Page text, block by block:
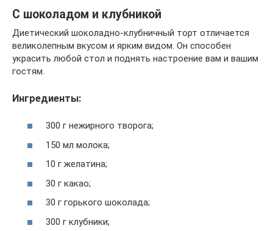
С шоколадом и клубникой
Диетический шоколадно-клубничный торт отличается
великолепным вкусом и ярким видом. Он способен
украсить любой стол и поднять настроение вам и вашим
гостям.
Ингредиенты:
300 г нежирного творога;
150 мл молока;
10 г желатина;
30 г какао;
30 г горького шоколада;
300 г клубники;